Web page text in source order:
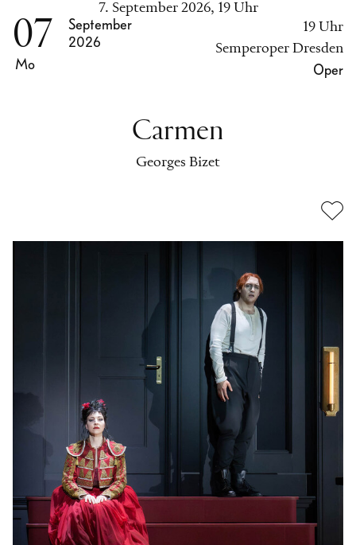
Carmen
Georges Bizet
7. September 2026, 19 Uhr
07
Mo
September
2026
19 Uhr
Semperoper Dresden
Oper